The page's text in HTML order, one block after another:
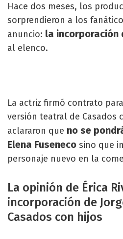
Hace dos meses, los
sorprendieron a los
anuncio: la incorporación
al elenco.
La actriz firmó contrato
versión teatral de Casados
aclararon que no se
Elena Fuseneco sino que
personaje nuevo en la
La opinión de Érica
incorporación de
Casados con hijos